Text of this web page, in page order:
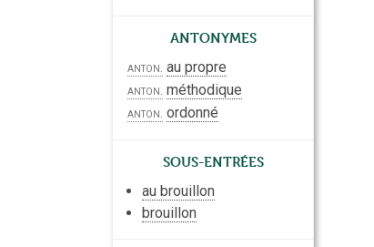
Antonymes
anton. au propre
anton. méthodique
anton. ordonné
Sous-entrées
au brouillon
brouillon